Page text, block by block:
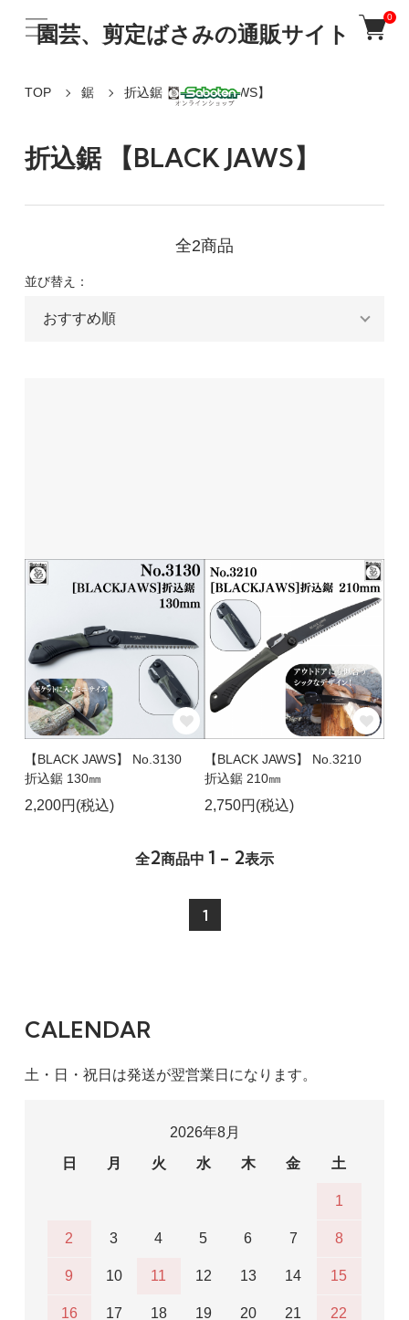
園芸、剪定ばさみの通販サイト
0
TOP 鋸 折込鋸 【BLACK JAWS】
折込鋸 【BLACK JAWS】
全2商品
並び替え：
【BLACK JAWS】 No.3130
折込鋸 130㎜
2,200円(税込)
【BLACK JAWS】 No.3210
折込鋸 210㎜
2,750円(税込)
全2商品中 1 - 2表示
1
CALENDAR
土・日・祝日は発送が翌営業日になります。
2026年8月
日
月 火 水 木 金 土
1
2 3 4 5 6 7 8
9 10 11 12 13 14 15
16 17 18 19 20 21 22